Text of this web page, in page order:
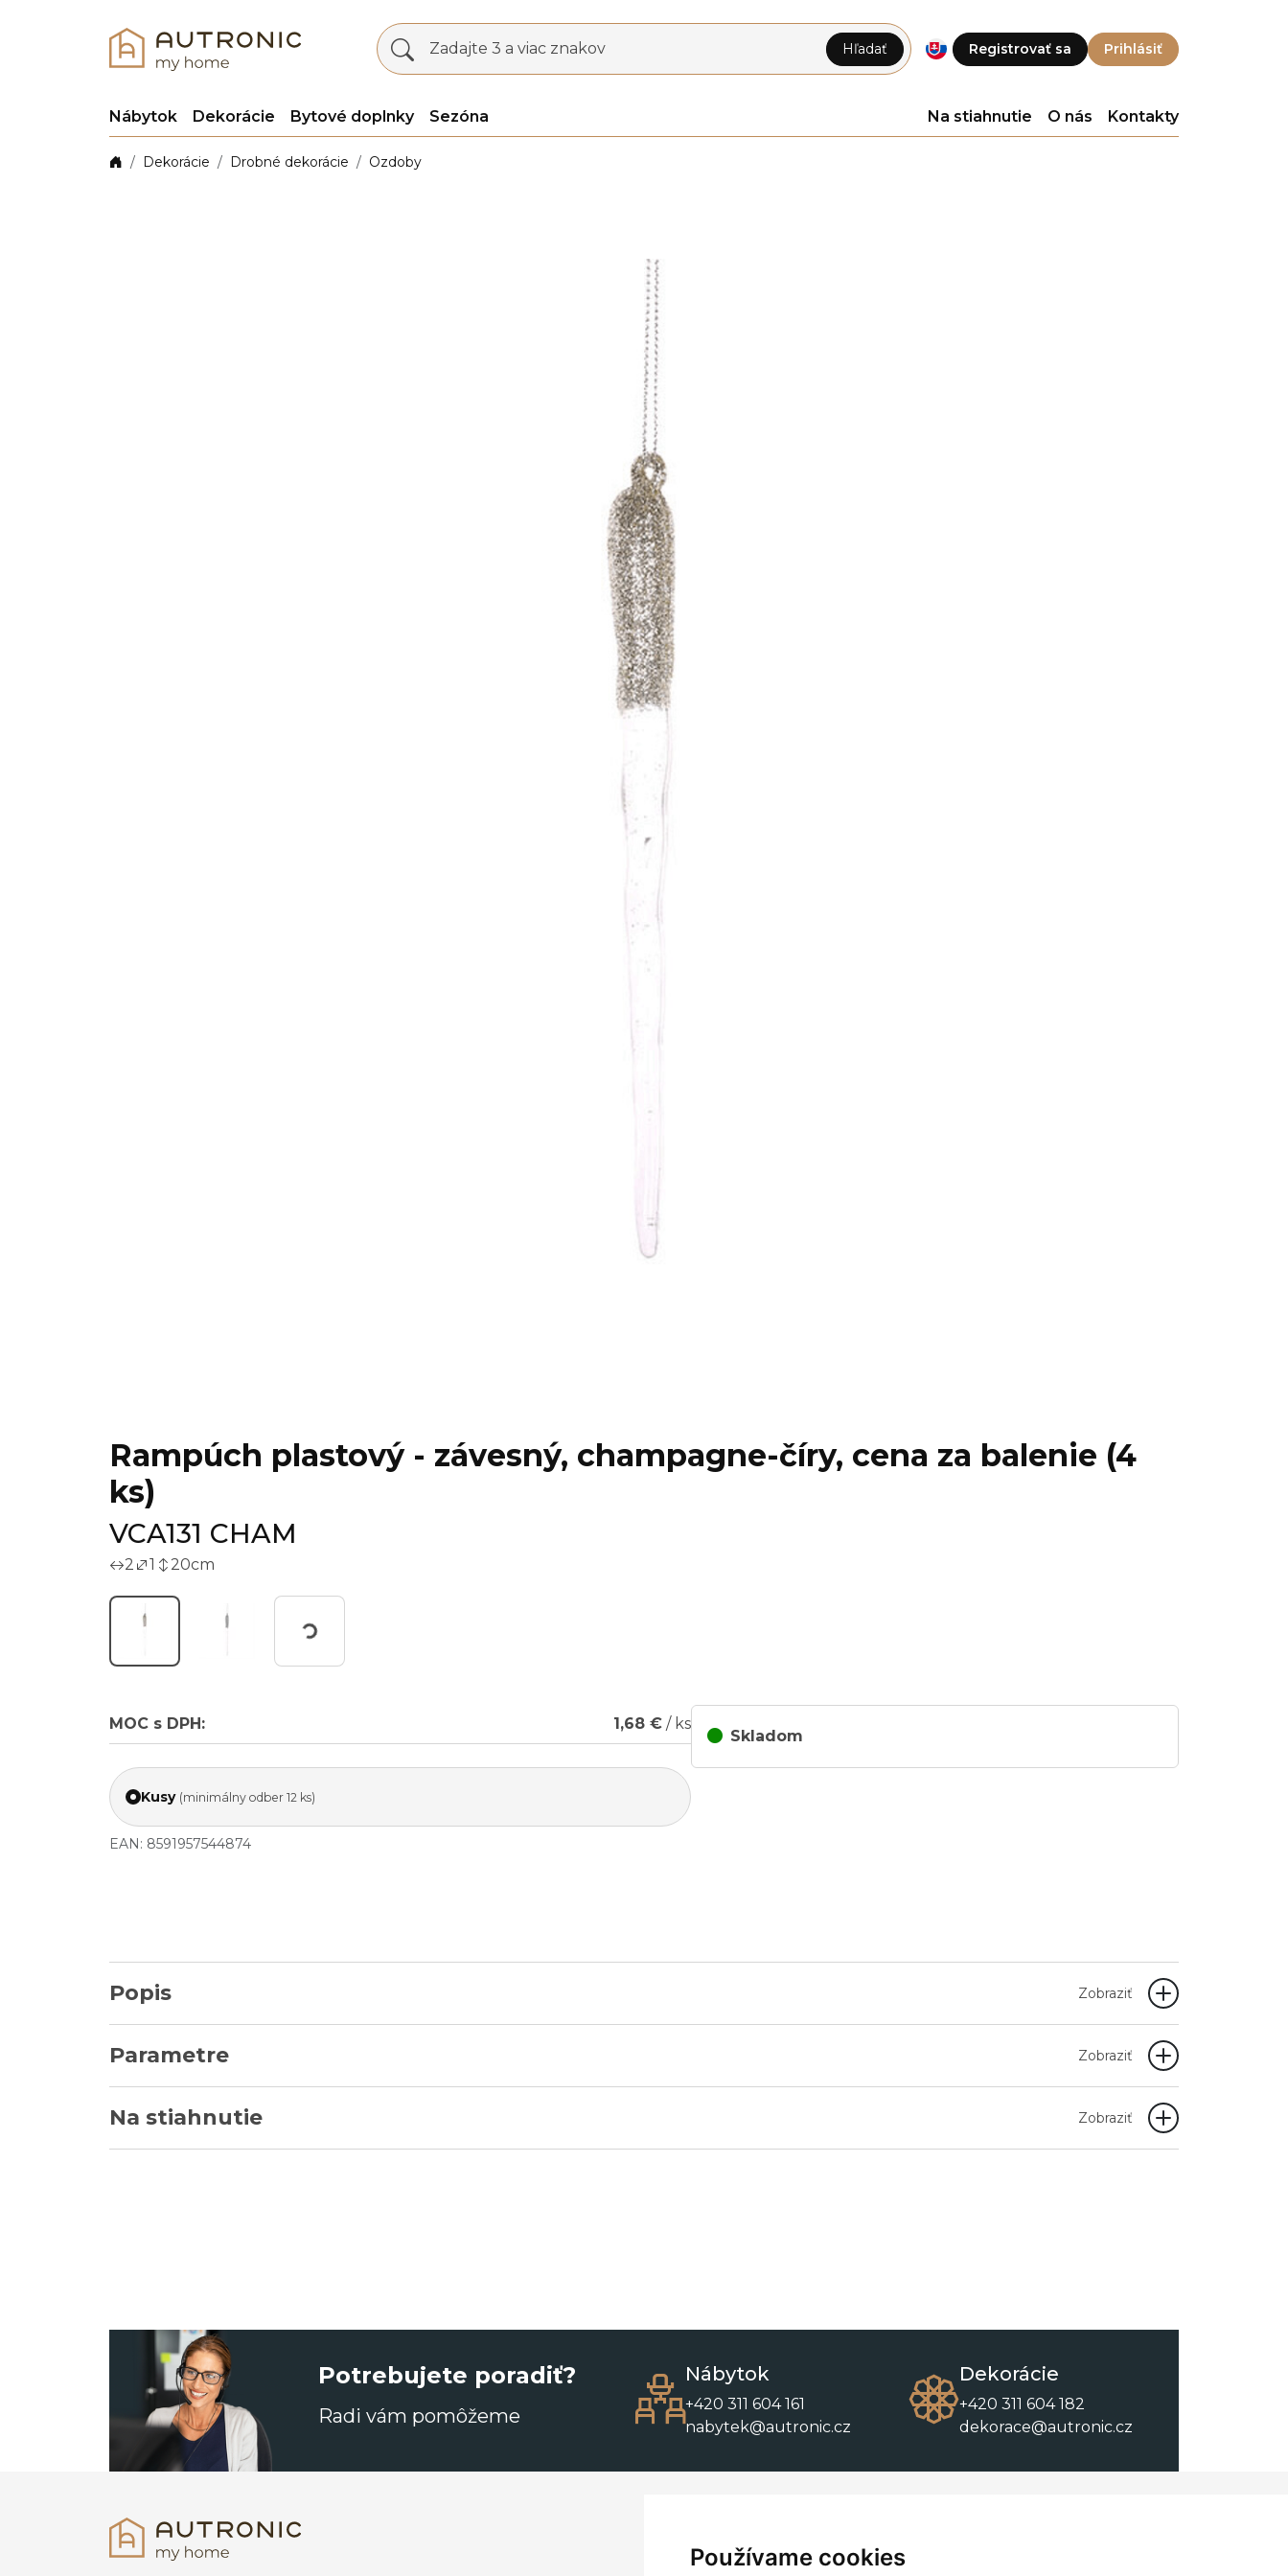
Používame cookies
Registrovať sa Prihlásiť
Zadajte 3 a viac znakov Hľadať
Nábytok Dekorácie Bytové doplnky Sezóna Na stiahnutie O nás Kontakty
Dekorácie Drobné dekorácie Ozdoby
Rampúch plastový - závesný, champagne-číry, cena za balenie (4
ks)
VCA131 CHAM
2 1 20cm
Working...
MOC s DPH: 1,68 € / ks
Kusy (minimálny odber 12 ks)
EAN: 8591957544874
Skladom
Popis Zobraziť
Parametre Zobraziť
Na stiahnutie Zobraziť
Potrebujete poradiť?
Radi vám pomôžeme
Nábytok
+420 311 604 161
nabytek@autronic.cz
Dekorácie
+420 311 604 182
dekorace@autronic.cz
Kontakty